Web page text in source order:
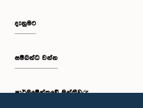
දැනුමට
සම්බන්ධ වන්න
පාර්ලි‌මේන්තුවේ මන්ත්‍රීවරු